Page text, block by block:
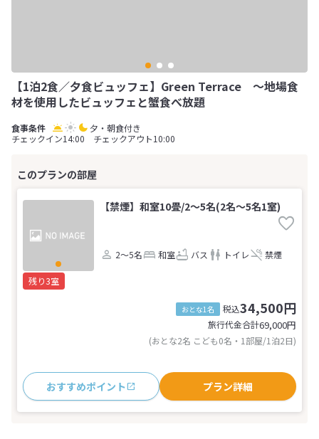
【1泊2食／夕食ビュッフェ】Green Terrace ～地場食
材を使用したビュッフェと蟹食べ放題
夕・朝食付き
チェックイン14:00 チェックアウト10:00
【禁煙】和室10畳/2～5名(2名～5名1室)
2～5名 和室 バス トイレ 禁煙
残り3室
おとな1名 税込34,500円
旅行代金合計69,000円
(おとな2名 こども0名・1部屋/1泊2日)
おすすめポイント プラン詳細